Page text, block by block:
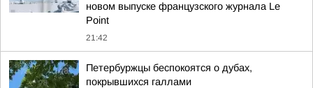
новом выпуске французского журнала Le
Point
21:42
Петербуржцы беспокоятся о дубах,
покрывшихся галлами